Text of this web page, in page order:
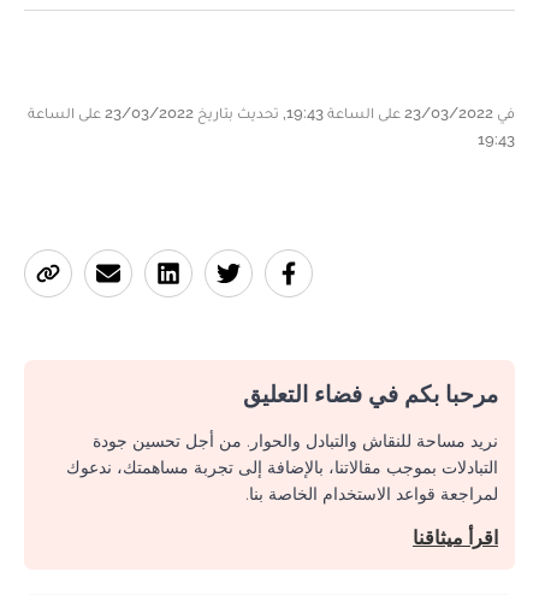
في 23/03/2022 على الساعة 19:43, تحديث بتاريخ 23/03/2022 على الساعة
19:43
مرحبا بكم في فضاء التعليق
نريد مساحة للنقاش والتبادل والحوار. من أجل تحسين جودة
التبادلات بموجب مقالاتنا، بالإضافة إلى تجربة مساهمتك، ندعوك
لمراجعة قواعد الاستخدام الخاصة بنا.
اقرأ ميثاقنا